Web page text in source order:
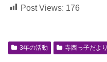
Post Views: 176
3年の活動 寺西っ子だより